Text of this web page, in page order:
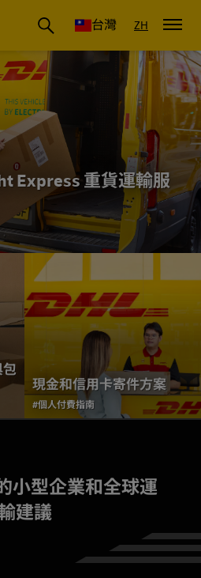
察與物流指南台灣 ZH
Express 重貨運輸服
包
現金和信用卡寄件方案
#個人付費指南
小型企業和全球運
建議
#